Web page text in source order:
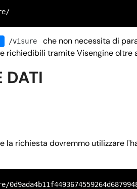
/visure
che non necessita di
richiedibili tramite Visengine oltre
DATI
la richiesta dovremmo utilizzare